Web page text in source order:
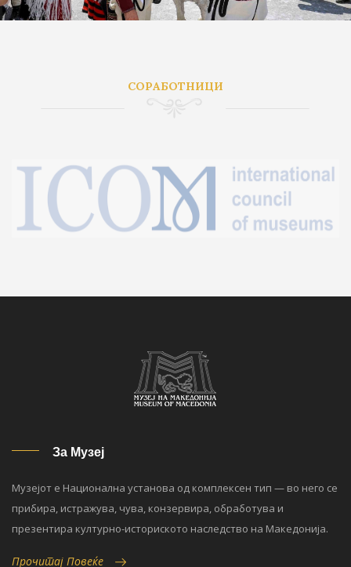
СОРАБОТНИЦИ
За Музеј
Музејот е Национална установа од комплексен тип — во него се
прибира, истражува, чува, конзервира, обработува и
презентира културно-историското наследство на Македонија.
Прочитај Повеќе